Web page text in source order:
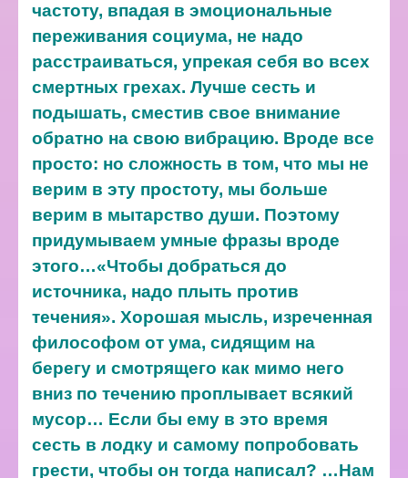
частоту, впадая в эмоциональные
переживания социума, не надо
расстраиваться, упрекая себя во всех
смертных грехах. Лучше сесть и
подышать, сместив свое внимание
обратно на свою вибрацию. Вроде все
просто: но сложность в том, что мы не
верим в эту простоту, мы больше
верим в мытарство души. Поэтому
придумываем умные фразы вроде
этого…«Чтобы добраться до
источника, надо плыть против
течения». Хорошая мысль, изреченная
философом от ума, сидящим на
берегу и смотрящего как мимо него
вниз по течению проплывает всякий
мусор… Если бы ему в это время
сесть в лодку и самому попробовать
грести, чтобы он тогда написал? …Нам